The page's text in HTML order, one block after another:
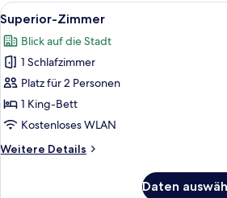
Alle
Fotos
für
Superior-
Zimmer
anzeigen
Ein
10
Superior-Zimmer
Blick auf die Stadt
1 Schlafzimmer
Platz für 2 Personen
1 King-Bett
Kostenloses WLAN
Weitere Details
Weitere
Daten